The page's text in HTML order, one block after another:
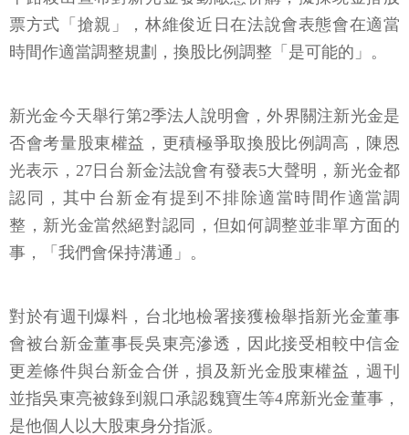
票方式「搶親」，林維俊近日在法說會表態會在適當
時間作適當調整規劃，換股比例調整「是可能的」。
新光金今天舉行第2季法人說明會，外界關注新光金是
否會考量股東權益，更積極爭取換股比例調高，陳恩
光表示，27日台新金法說會有發表5大聲明，新光金都
認同，其中台新金有提到不排除適當時間作適當調
整，新光金當然絕對認同，但如何調整並非單方面的
事，「我們會保持溝通」。
對於有週刊爆料，台北地檢署接獲檢舉指新光金董事
會被台新金董事長吳東亮滲透，因此接受相較中信金
更差條件與台新金合併，損及新光金股東權益，週刊
並指吳東亮被錄到親口承認魏寶生等4席新光金董事，
是他個人以大股東身分指派。